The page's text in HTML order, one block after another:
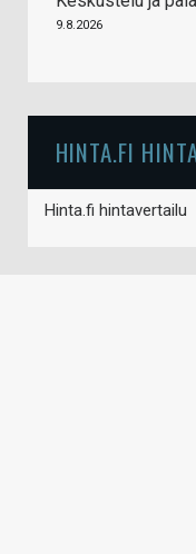
9.8.2026
HINTA.FI
Hinta.fi hintavertailu